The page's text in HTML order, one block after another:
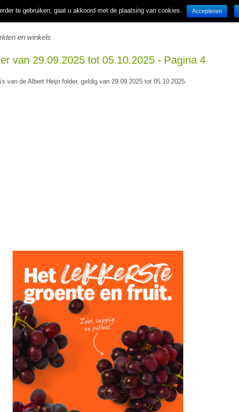
en winkels
van 29.09.2025 tot 05.10.2025 - Pagina 4
van de Albert Heijn folder, geldig van 29.09.2025 tot 05.10.2025.
te gebruiken, gaat u akkoord met de plaatsing van cookies. Accepteren